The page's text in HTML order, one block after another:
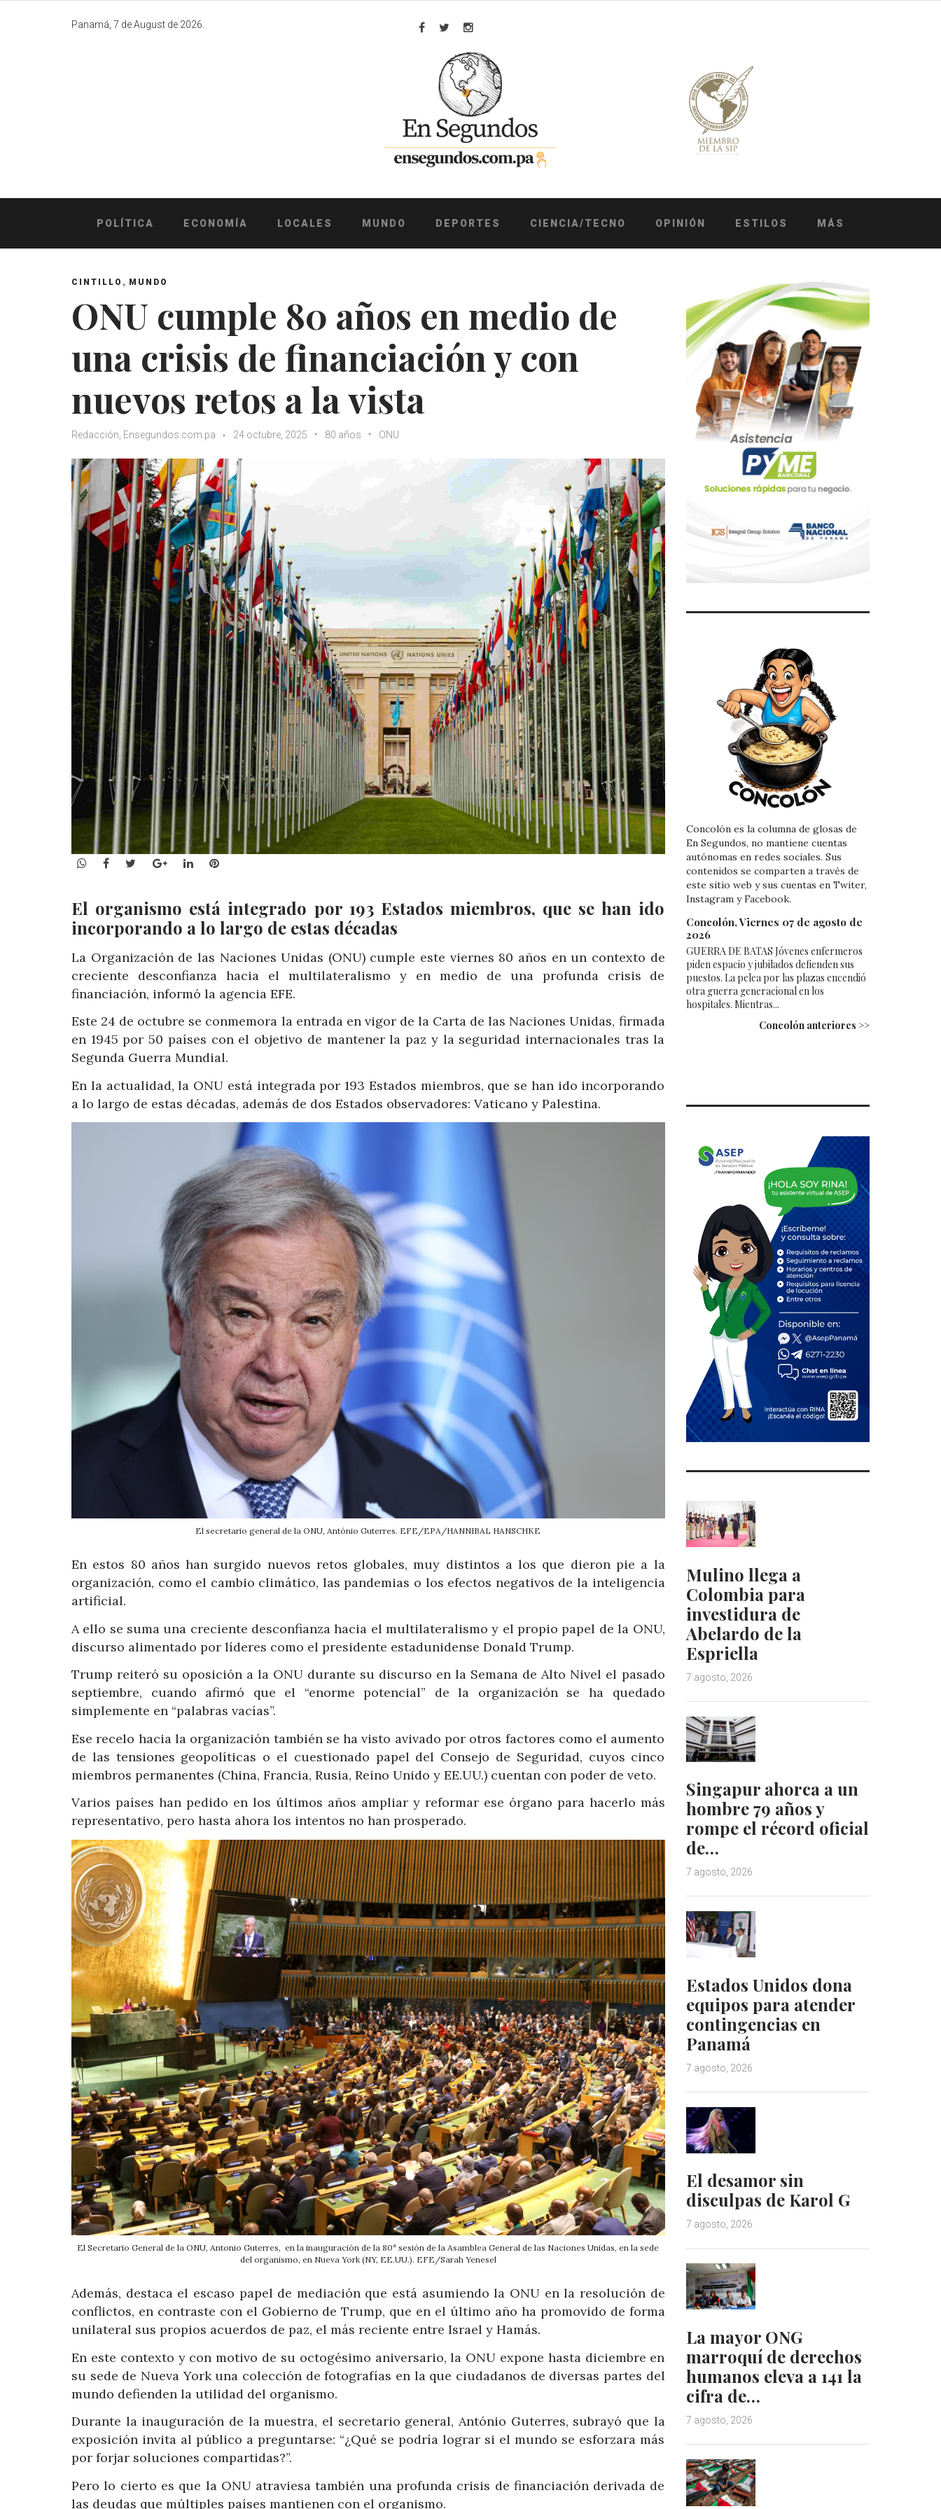
Panamá, 7 de August de 2026.
Facebook
TwitterInstagram
POLÍTICA ECONOMÍA LOCALES MUNDO DEPORTES CIENCIA/TECNO OPINIÓN ESTILOS MÁS
CINTILLO , MUNDO
ONU cumple 80 años en medio de
una crisis de financiación y con
nuevos retos a la vista
Redacción, Ensegundos.com.pa 24 octubre, 2025 80 años ONU
WhatsApp
Facebook
TwitterGoogle+LinkedInPinterest
El organismo está integrado por 193 Estados miembros, que se han ido
incorporando a lo largo de estas décadas
La Organización de las Naciones Unidas (ONU) cumple este viernes 80 años en un contexto de
creciente desconfianza hacia el multilateralismo y en medio de una profunda crisis de
financiación, informó la agencia EFE.
Este 24 de octubre se conmemora la entrada en vigor de la Carta de las Naciones Unidas, firmada
en 1945 por 50 países con el objetivo de mantener la paz y la seguridad internacionales tras la
Segunda Guerra Mundial.
En la actualidad, la ONU está integrada por 193 Estados miembros, que se han ido incorporando
a lo largo de estas décadas, además de dos Estados observadores: Vaticano y Palestina.
El secretario general de la ONU, António Guterres. EFE/EPA/HANNIBAL HANSCHKE
En estos 80 años han surgido nuevos retos globales, muy distintos a los que dieron pie a la
organización, como el cambio climático, las pandemias o los efectos negativos de la inteligencia
artificial.
A ello se suma una creciente desconfianza hacia el multilateralismo y el propio papel de la ONU,
discurso alimentado por líderes como el presidente estadunidense Donald Trump.
Trump reiteró su oposición a la ONU durante su discurso en la Semana de Alto Nivel el pasado
septiembre, cuando afirmó que el “enorme potencial” de la organización se ha quedado
simplemente en “palabras vacías”.
Ese recelo hacia la organización también se ha visto avivado por otros factores como el aumento
de las tensiones geopolíticas o el cuestionado papel del Consejo de Seguridad, cuyos cinco
miembros permanentes (China, Francia, Rusia, Reino Unido y EE.UU.) cuentan con poder de veto.
Varios países han pedido en los últimos años ampliar y reformar ese órgano para hacerlo más
representativo, pero hasta ahora los intentos no han prosperado.
El Secretario General de la ONU, Antonio Guterres, en la inauguración de la 80ª sesión de la Asamblea General de las Naciones Unidas, en la sede
del organismo, en Nueva York (NY, EE.UU.). EFE/Sarah Yenesel
Además, destaca el escaso papel de mediación que está asumiendo la ONU en la resolución de
conflictos, en contraste con el Gobierno de Trump, que en el último año ha promovido de forma
unilateral sus propios acuerdos de paz, el más reciente entre Israel y Hamás.
En este contexto y con motivo de su octogésimo aniversario, la ONU expone hasta diciembre en
su sede de Nueva York una colección de fotografías en la que ciudadanos de diversas partes del
mundo defienden la utilidad del organismo.
Durante la inauguración de la muestra, el secretario general, António Guterres, subrayó que la
exposición invita al público a preguntarse: “¿Qué se podría lograr si el mundo se esforzara más
por forjar soluciones compartidas?”.
Pero lo cierto es que la ONU atraviesa también una profunda crisis de financiación derivada de
las deudas que múltiples países mantienen con el organismo.
Concolón es la columna de glosas de
En Segundos, no mantiene cuentas
autónomas en redes sociales. Sus
contenidos se comparten a través de
este sitio web y sus cuentas en Twiter,
Instagram y Facebook.
Concolón, Viernes 07 de agosto de
2026
GUERRA DE BATAS Jóvenes enfermeros
piden espacio y jubilados defienden sus
puestos. La pelea por las plazas encendió
otra guerra generacional en los
hospitales. Mientras...
Concolón anteriores >>
Mulino llega a
Colombia para
investidura de
Abelardo de la
Espriella
7 agosto, 2026
Singapur ahorca a un
hombre 79 años y
rompe el récord oficial
de…
7 agosto, 2026
Estados Unidos dona
equipos para atender
contingencias en
Panamá
7 agosto, 2026
El desamor sin
disculpas de Karol G
7 agosto, 2026
La mayor ONG
marroquí de derechos
humanos eleva a 141 la
cifra de…
7 agosto, 2026